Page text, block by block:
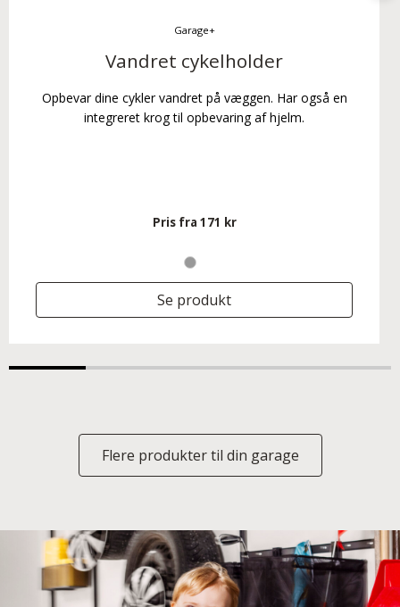
Garage+
Vandret cykelholder
Opbevar dine cykler vandret på væggen. Har også en
integreret krog til opbevaring af hjelm.
Pris fra 171 kr
Se produkt
Flere produkter til din garage